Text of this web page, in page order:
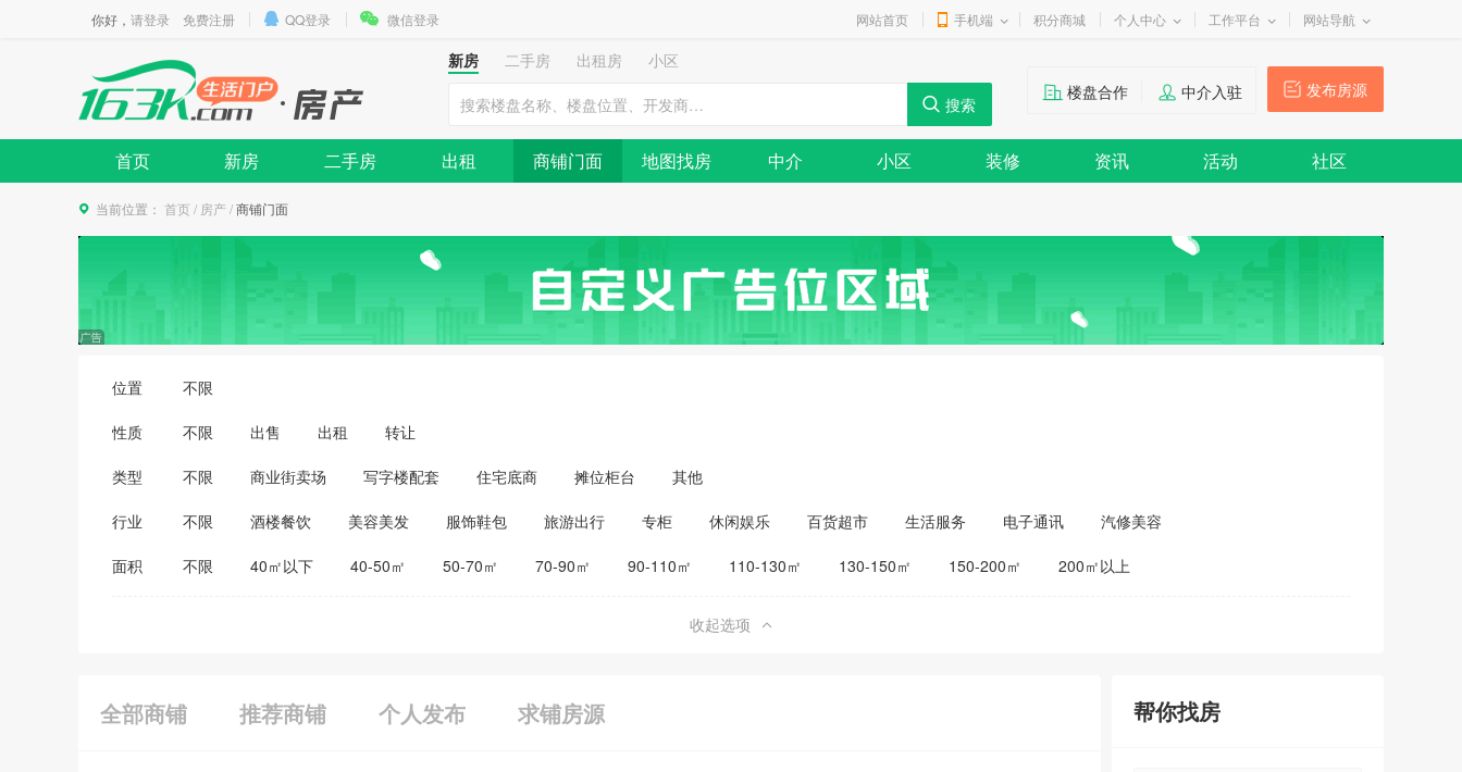
你好， 请登录 免费注册 QQ登录 微信登录 网站首页 手机端 积分商城 个人中心 工作平台 网站导航
新房 二手房 出租房
小区
发布房源
楼盘合作 中介入驻
首页 新房 二手房 出租 商铺门面 地图找房 中介 小区 装修 资讯 活动 社区
当前位置： 首页 / 房产/商铺门面
位置 不限
性质 不限 出售 出租 转让
类型 不限 商业街卖场 写字楼配套 住宅底商 摊位柜台 其他
行业 不限 酒楼餐饮 美容美发 服饰鞋包 旅游出行 专柜 休闲娱乐 百货超市 生活服务 电子通讯
汽修美容
医药保健
家居建材
面积 不限 40㎡以下 40-50㎡ 50-70㎡ 70-90㎡ 90-110㎡ 110-130㎡ 130-150㎡ 150-200㎡ 200㎡以上
收起选项
全部商铺 推荐商铺 个人发布 求铺房源 帮你找房